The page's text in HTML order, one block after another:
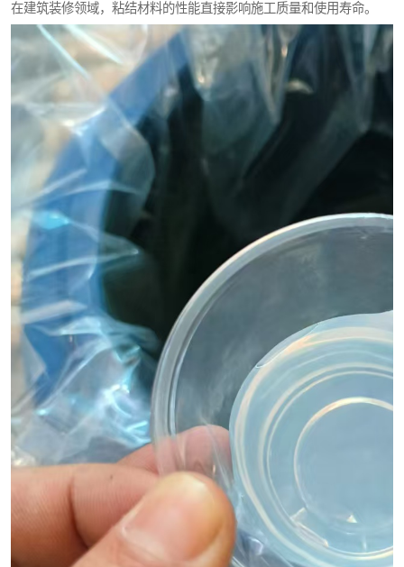
在建筑装修领域，粘结材料的性能直接影响施工质量和使用寿命。